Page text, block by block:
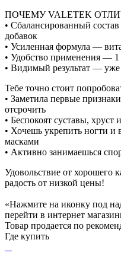
ПОЧЕМУ VALETEK
• Сбалансированный
добавок
• Усиленная формула —
• Удобство применения — 1
• Видимый результат — уже
Тебе точно стоит
• Заметила первые
отсрочить
• Беспокоят суставы,
• Хочешь укрепить ногти и
масками
• Активно занимаешься
Удовольствие от хорошего
радость от низкой цены!
«Нажмите на иконку под
перейти в интернет
Товар продается по
Где купить